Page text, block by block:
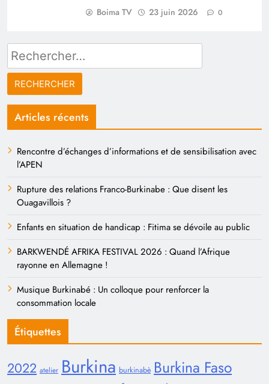
Boima TV 23 juin 2026 0
Rechercher :
Articles récents
Rencontre d’échanges d’informations et de sensibilisation avec
l’APEN
Rupture des relations Franco-Burkinabe : Que disent les
Ouagavillois ?
Enfants en situation de handicap : Fitima se dévoile au public
BARKWENDÉ AFRIKA FESTIVAL 2026 : Quand l’Afrique
rayonne en Allemagne !
Musique Burkinabé : Un colloque pour renforcer la
consommation locale
Étiquettes
2022 atelier Burkina burkinabè Burkina Faso